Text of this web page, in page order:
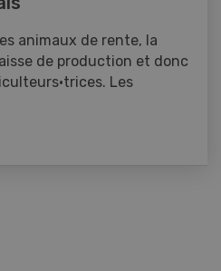
animaux de rente, la
de production et donc
Les